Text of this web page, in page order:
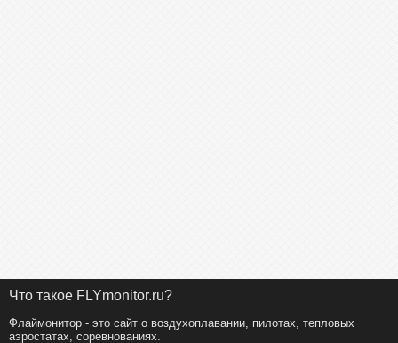
Что такое FLYmonitor.ru?
Флаймонитор - это сайт о воздухоплавании, пилотах, тепловых
аэростатах, соревнованиях.